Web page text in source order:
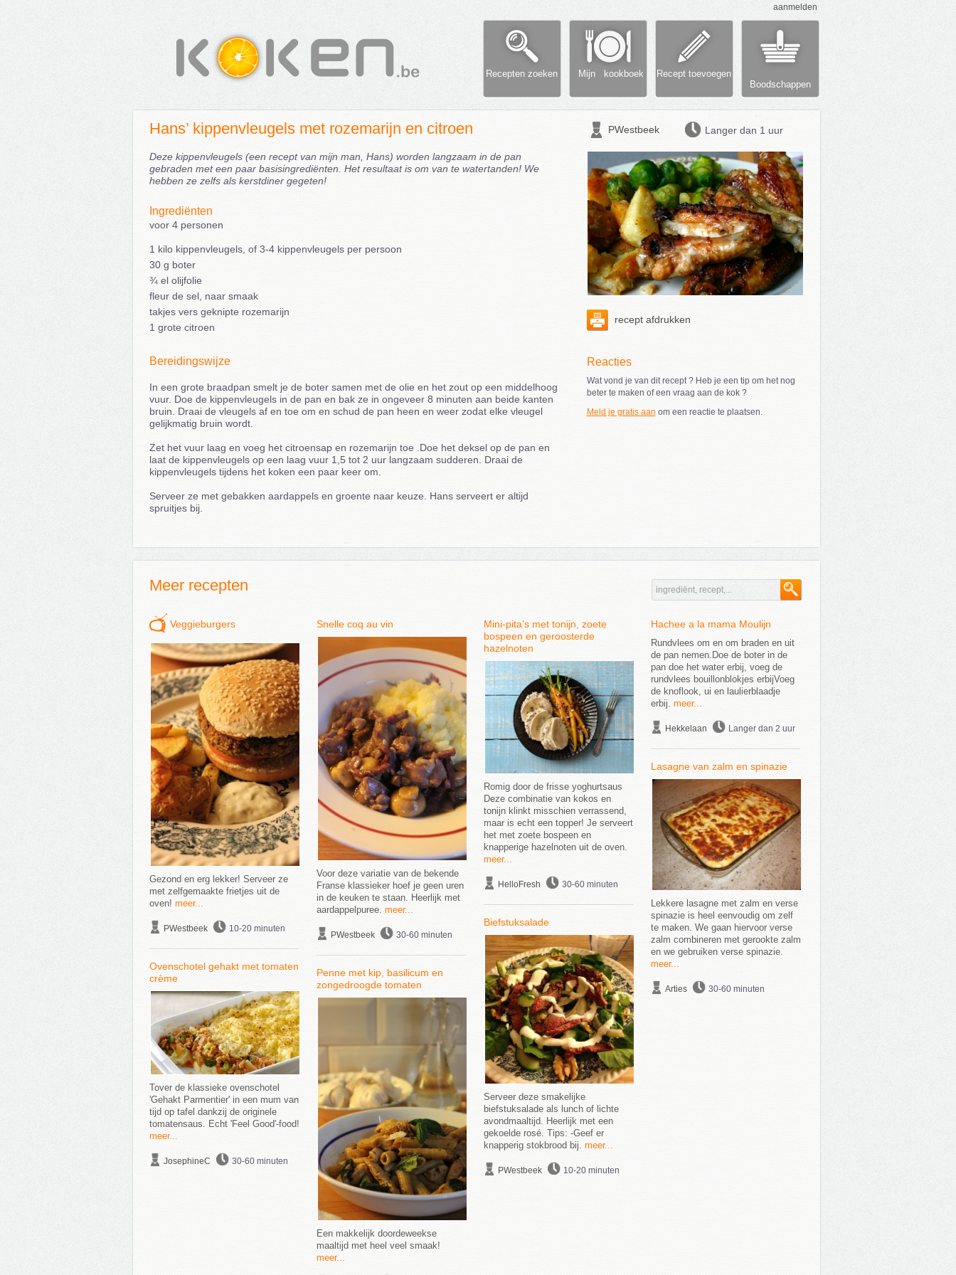
aanmelden
Recepten zoeken Mijn kookboek
Recept toevoegen
Boodschappen
Hans’ kippenvleugels met rozemarijn en citroen PWestbeek Langer dan 1 uur
Deze kippenvleugels (een recept van mijn man, Hans) worden langzaam in de pan
gebraden met een paar basisingrediënten. Het resultaat is om van te watertanden! We
hebben ze zelfs als kerstdiner gegeten!
Ingrediënten
voor 4 personen
1 kilo kippenvleugels, of 3-4 kippenvleugels per persoon
30 g boter
¾ el olijfolie
fleur de sel, naar smaak
takjes vers geknipte rozemarijn
1 grote citroen
Bereidingswijze
In een grote braadpan smelt je de boter samen met de olie en het zout op een middelhoog
vuur. Doe de kippenvleugels in de pan en bak ze in ongeveer 8 minuten aan beide kanten
bruin. Draai de vleugels af en toe om en schud de pan heen en weer zodat elke vleugel
gelijkmatig bruin wordt.
Zet het vuur laag en voeg het citroensap en rozemarijn toe .Doe het deksel op de pan en
laat de kippenvleugels op een laag vuur 1,5 tot 2 uur langzaam sudderen. Draai de
kippenvleugels tijdens het koken een paar keer om.
Serveer ze met gebakken aardappels en groente naar keuze. Hans serveert er altijd
spruitjes bij.
recept afdrukken
Reacties
Wat vond je van dit recept ? Heb je een tip om het nog
beter te maken of een vraag aan de kok ?
Meld je gratis aan om een reactie te plaatsen.
Meer recepten
Veggieburgers
Gezond en erg lekker! Serveer ze
met zelfgemaakte frietjes uit de
oven! meer...
PWestbeek 10-20 minuten
Ovenschotel gehakt met tomaten
crème
Tover de klassieke ovenschotel
'Gehakt Parmentier' in een mum van
tijd op tafel dankzij de originele
tomatensaus. Echt 'Feel Good'-food!
meer...
JosephineC 30-60 minuten
Snelle coq au vin
Voor deze variatie van de bekende
Franse klassieker hoef je geen uren
in de keuken te staan. Heerlijk met
aardappelpuree. meer...
PWestbeek 30-60 minuten
Penne met kip, basilicum en
zongedroogde tomaten
Een makkelijk doordeweekse
maaltijd met heel veel smaak!
meer...
Mini-pita’s met tonijn, zoete
bospeen en geroosterde
hazelnoten
Romig door de frisse yoghurtsaus
Deze combinatie van kokos en
tonijn klinkt misschien verrassend,
maar is echt een topper! Je serveert
het met zoete bospeen en
knapperige hazelnoten uit de oven.
meer...
HelloFresh 30-60 minuten
Biefstuksalade
Serveer deze smakelijke
biefstuksalade als lunch of lichte
avondmaaltijd. Heerlijk met een
gekoelde rosé. Tips: -Geef er
knapperig stokbrood bij. meer...
PWestbeek 10-20 minuten
Hachee a la mama Moulijn
Rundvlees om en om braden en uit
de pan nemen.Doe de boter in de
pan doe het water erbij, voeg de
rundvlees bouillonblokjes erbijVoeg
de knoflook, ui en laulierblaadje
erbij. meer...
Hekkelaan Langer dan 2 uur
Lasagne van zalm en spinazie
Lekkere lasagne met zalm en verse
spinazie is heel eenvoudig om zelf
te maken. We gaan hiervoor verse
zalm combineren met gerookte zalm
en we gebruiken verse spinazie.
meer...
Arties 30-60 minuten